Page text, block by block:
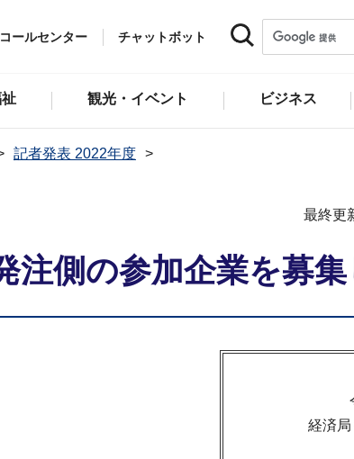
コールセンター チャットボット
観光・イベント ビジネス
記者発表 2022年度
最終更
側の参加企業を募集
経済